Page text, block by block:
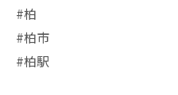
#柏
#柏市
#柏駅